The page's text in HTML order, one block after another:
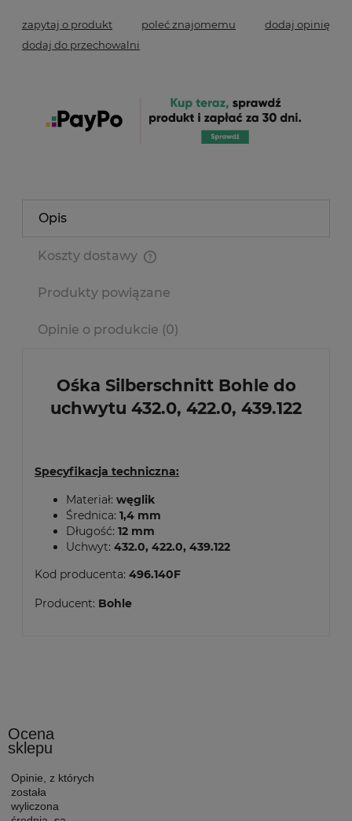
zapytaj o produkt poleć znajomemu
dodaj opinię
dodaj do przechowalni
Opis
Koszty dostawy
Produkty powiązane
Opinie o produkcie (0)
Ośka Silberschnitt Bohle do
uchwytu 432.0, 422.0, 439.122
Specyfikacja techniczna:
Materiał: węglik
Średnica: 1,4 mm
Długość: 12 mm
Uchwyt: 432.0, 422.0, 439.122
Kod producenta: 496.140F
Producent: Bohle
Ocena
sklepu
Opinie, z których
została
wyliczona